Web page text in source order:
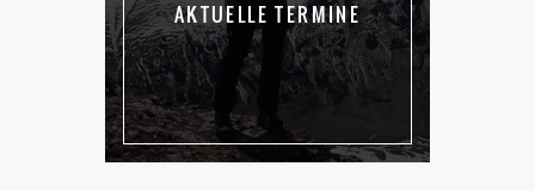
AKTUELLE TERMINE